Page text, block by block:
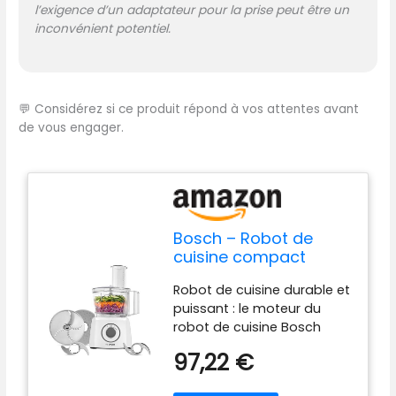
(maximum 0,8 kg de
contact avec les aliments
accessoires dans le bol
mélangeur. Contenu : 1
robot de cuisine Bosch
Multi Talent, 1 couvercle, 1
bol mélangeur en plastique
de 500 g, 1 disque de
battement, 1 disque
réversible pour râper et
couteau universel, 1 porte-
l’exigence d’un adaptateur pour la prise peut être un
inconvénient potentiel.
💬 Considérez si ce produit répond à vos attentes avant
de vous engager.
Bosch – Robot de
cuisine compact
blanc - MCM3100WGB
Robot de cuisine durable et
puissant : le moteur du
robot de cuisine Bosch
700 W entraîne des
97,22 €